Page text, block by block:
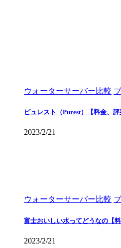
ウォーターサーバー比較
ピュレスト（Purest）【料金、評
2023/2/21
ウォーターサーバー比較
富士おいしい水ってどうなの【
2023/2/21